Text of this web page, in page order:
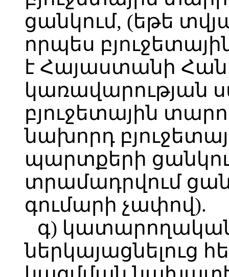
ցանկում, (եթե
որպես
է Հայաստանի
կառավարության
բյուջետային
նախորդ
պարտքերի
տրամադրվում
գումարի չափով).
գ)
ներկայացնելուց